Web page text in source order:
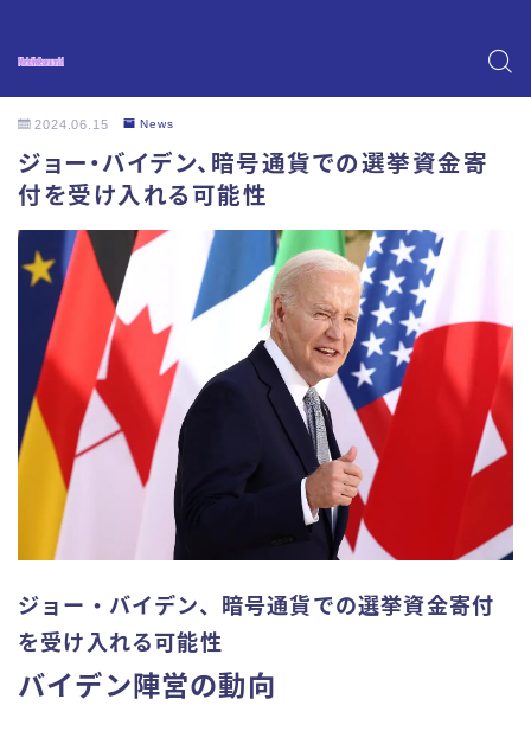
2024.06.15 News
ジョー・バイデン、暗号通貨での選挙資金寄
付を受け入れる可能性
ジョー・バイデン、暗号通貨での選挙資金寄付
を受け入れる可能性
バイデン陣営の動向